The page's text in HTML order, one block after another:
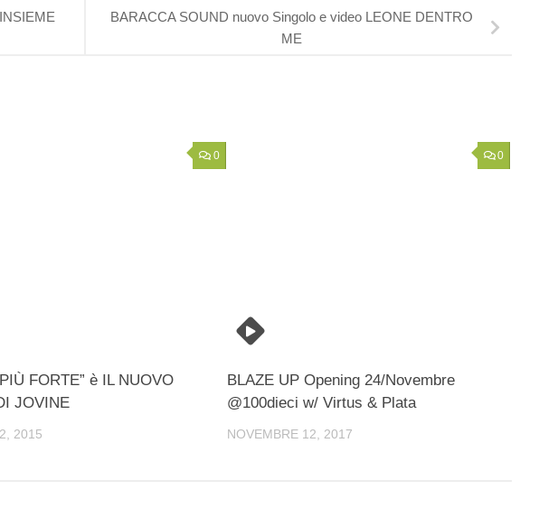
BARACCA SOUND nuovo Singolo e video LEONE DENTRO
ME
0
FORTE” è IL NUOVO
JOVINE
2015
0
BLAZE UP Opening 24/Novembre
@100dieci w/ Virtus & Plata
NOVEMBRE 12, 2017